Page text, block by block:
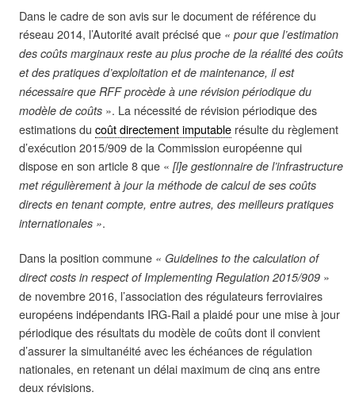
Dans le cadre de son avis sur le document de référence du
réseau 2014, l’Autorité avait précisé que « pour que l’estimation
des coûts marginaux reste au plus proche de la réalité des coûts
et des pratiques d’exploitation et de maintenance, il est
nécessaire que RFF procède à une révision périodique du
modèle de coûts ». La nécessité de révision périodique des
estimations du coût directement imputable résulte du règlement
d’exécution 2015/909 de la Commission européenne qui
dispose en son article 8 que « [l]e gestionnaire de l’infrastructure
met régulièrement à jour la méthode de calcul de ses coûts
directs en tenant compte, entre autres, des meilleurs pratiques
internationales ».
Dans la position commune « Guidelines to the calculation of
direct costs in respect of Implementing Regulation 2015/909 »
de novembre 2016, l’association des régulateurs ferroviaires
européens indépendants IRG-Rail a plaidé pour une mise à jour
périodique des résultats du modèle de coûts dont il convient
d’assurer la simultanéité avec les échéances de régulation
nationales, en retenant un délai maximum de cinq ans entre
deux révisions.